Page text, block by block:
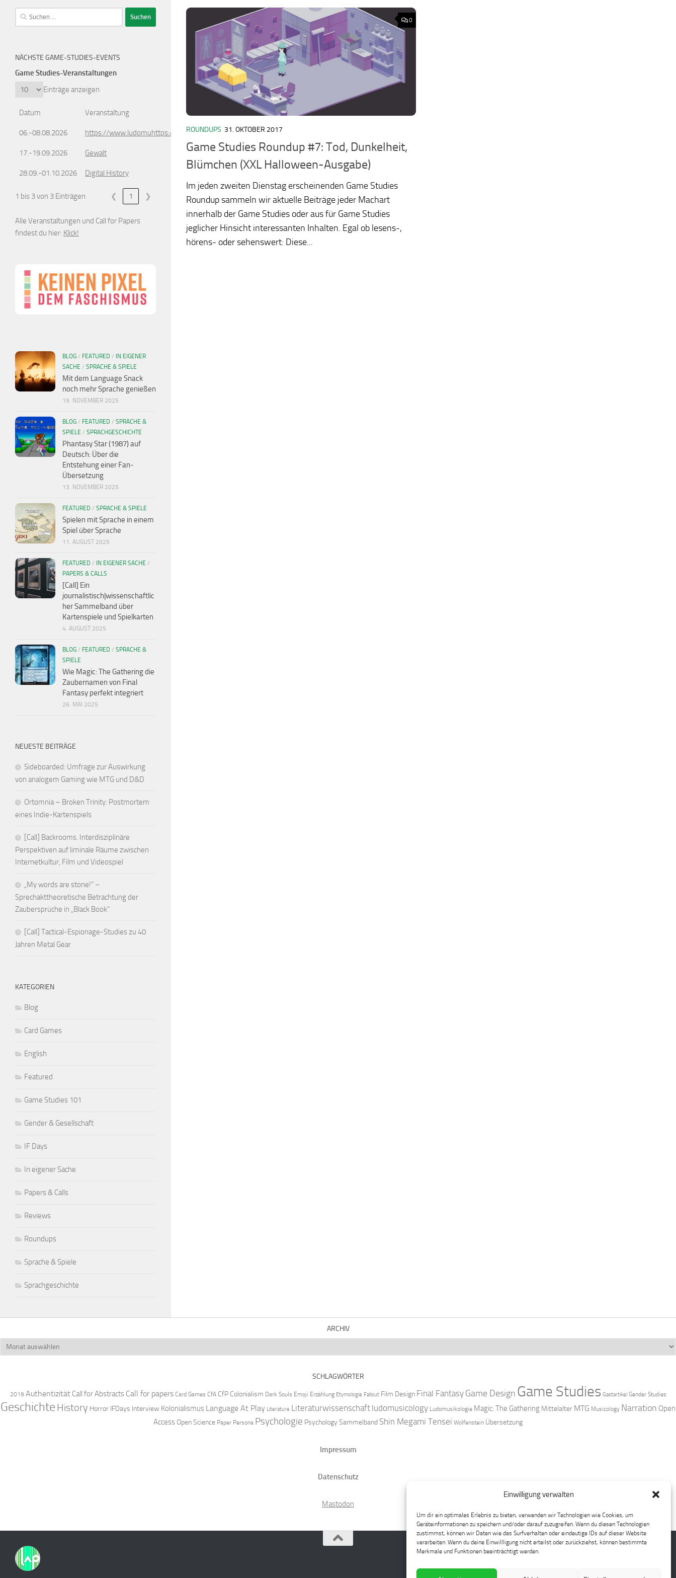
Einwilligung verwalten
Um dir ein optimales Erlebnis zu bieten, verwenden wir Technologien wie Cookies, um
Geräteinformationen zu speichern und/oder darauf zuzugreifen. Wenn du diesen Technologien
zustimmst, können wir Daten wie das Surfverhalten oder eindeutige IDs auf dieser Website
verarbeiten. Wenn du deine Einwillligung nicht erteilst oder zurückziehst, können bestimmte
Merkmale und Funktionen beeinträchtigt werden.
0
ROUNDUPS 31. OKTOBER 2017
Game Studies Roundup #7: Tod, Dunkelheit,
Blümchen (XXL Halloween-Ausgabe)
Im jeden zweiten Dienstag erscheinenden Game Studies
Roundup sammeln wir aktuelle Beiträge jeder Machart
innerhalb der Game Studies oder aus für Game Studies
jeglicher Hinsicht interessanten Inhalten. Egal ob lesens-,
hörens- oder sehenswert: Diese...
Suchen
nach:
NÄCHSTE GAME-STUDIES-EVENTS
Game Studies-Veranstaltungen
Einträge anzeigen
Datum Veranstaltung
06.-08.08.2026 https://www.ludomuhttps://www.ludomusicology.org/ludo2026/
17.-19.09.2026 Gewalt
28.09.-01.10.2026 Digital History
1 bis 3 von 3 Einträgen ❮ 1 ❯
Alle Veranstaltungen und Call for Papers
findest du hier: Klick!
BLOG / FEATURED / IN EIGENER
SACHE / SPRACHE & SPIELE
Mit dem Language Snack
noch mehr Sprache genießen
19. NOVEMBER 2025
BLOG / FEATURED / SPRACHE &
SPIELE / SPRACHGESCHICHTE
Phantasy Star (1987) auf
Deutsch: Über die
Entstehung einer Fan-
Übersetzung
13. NOVEMBER 2025
FEATURED / SPRACHE & SPIELE
Spielen mit Sprache in einem
Spiel über Sprache
11. AUGUST 2025
FEATURED / IN EIGENER SACHE /
PAPERS & CALLS
[Call] Ein
journalistisch|wissenschaftlic
her Sammelband über
Kartenspiele und Spielkarten
4. AUGUST 2025
BLOG / FEATURED / SPRACHE &
SPIELE
Wie Magic: The Gathering die
Zaubernamen von Final
Fantasy perfekt integriert
26. MAI 2025
NEUESTE BEITRÄGE
Sideboarded: Umfrage zur Auswirkung
von analogem Gaming wie MTG und D&D
Ortomnia – Broken Trinity: Postmortem
eines Indie-Kartenspiels
[Call] Backrooms. Interdisziplinäre
Perspektiven auf liminale Räume zwischen
Internetkultur, Film und Videospiel
„My words are stone!“ –
Sprechakttheoretische Betrachtung der
Zaubersprüche in „Black Book“
[Call] Tactical-Espionage-Studies zu 40
Jahren Metal Gear
KATEGORIEN
Blog
Card Games
English
Featured
Game Studies 101
Gender & Gesellschaft
IF Days
In eigener Sache
Papers & Calls
Reviews
Roundups
Sprache & Spiele
Sprachgeschichte
ARCHIV
Archiv
SCHLAGWÖRTER
2019 Authentizität Call for Abstracts Call for papers Card Games CfA CfP Colonialism Dark Souls Emoji Erzählung Etymologie Fallout Film Design Final Fantasy Game Design Game Studies Gastartikel Gender Studies
Geschichte History Horror IFDays Interview Kolonialismus Language At Play Literature Literaturwissenschaft ludomusicology Ludomusikologie Magic: The Gathering Mittelalter MTG Musicology Narration Open
Access Open Science Paper Persona Psychologie PsychologySammelband Shin Megami Tensei Wolfenstein Übersetzung
Impressum
Datenschutz
Mastodon